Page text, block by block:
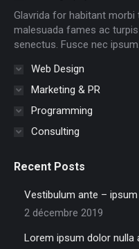
windowwindowwindowwindowwindow
Glavrida for habitant
malesuada fames ac
senectus. Fusce nec ipsum.
Web Design
Marketing & PR
Programming
Consulting
Recent Posts
Vestibulum ante –
2 décembre 2019
Lorem ipsum dolor nulla